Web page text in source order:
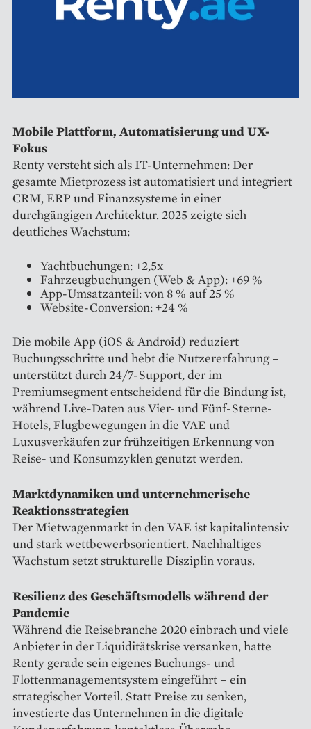
Mobile Plattform, Automatisierung und UX-
Fokus
Renty versteht sich als IT-Unternehmen: Der
gesamte Mietprozess ist automatisiert und integriert
CRM, ERP und Finanzsysteme in einer
durchgängigen Architektur. 2025 zeigte sich
deutliches Wachstum:
Yachtbuchungen: +2,5x
Fahrzeugbuchungen (Web & App): +69 %
App-Umsatzanteil: von 8 % auf 25 %
Website-Conversion: +24 %
Die mobile App (iOS & Android) reduziert
Buchungsschritte und hebt die Nutzererfahrung –
unterstützt durch 24/7-Support, der im
Premiumsegment entscheidend für die Bindung ist,
während Live-Daten aus Vier- und Fünf-Sterne-
Hotels, Flugbewegungen in die VAE und
Luxusverkäufen zur frühzeitigen Erkennung von
Reise- und Konsumzyklen genutzt werden.
Marktdynamiken und unternehmerische
Reaktionsstrategien
Der Mietwagenmarkt in den VAE ist kapitalintensiv
und stark wettbewerbsorientiert. Nachhaltiges
Wachstum setzt strukturelle Disziplin voraus.
Resilienz des Geschäftsmodells während der
Pandemie
Während die Reisebranche 2020 einbrach und viele
Anbieter in der Liquiditätskrise versanken, hatte
Renty gerade sein eigenes Buchungs- und
Flottenmanagementsystem eingeführt – ein
strategischer Vorteil. Statt Preise zu senken,
investierte das Unternehmen in die digitale